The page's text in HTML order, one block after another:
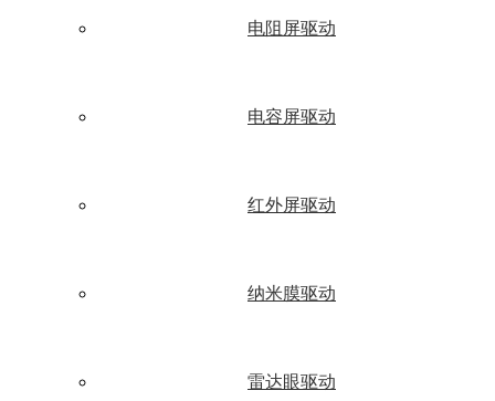
电阻屏驱动
电容屏驱动
红外屏驱动
纳米膜驱动
雷达眼驱动